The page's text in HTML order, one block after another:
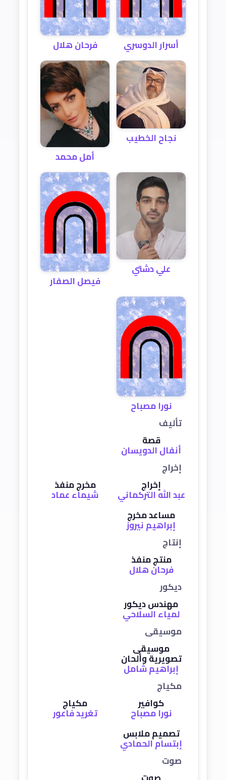
أسرار الدوسري فرحان هلال
نجاح الخطيب
أمل محمد
علي دشتي
فيصل الصفار
نورا مصباح
تأليف
قصة
أنفال الدويسان
إخراج
إخراج
عبد الله التركماني
مخرج منفذ
شيماء عماد
مساعد مخرج
إبراهيم نيروز
إنتاج
منتج منفذ
فرحان هلال
ديكور
مهندس ديكور
لمياء السلاحي
موسيقى
موسيقى
تصويرية وألحان
إبراهيم شامل
مكياج
كوافير
نورا مصباح
مكياج
تغريد فاعور
تصميم ملابس
إبتسام الحمادي
صوت